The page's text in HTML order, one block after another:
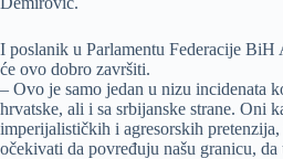
I poslanik u Parlamentu Federacije
će ovo dobro završiti.
– Ovo je samo jedan u nizu incidenata
hrvatske, ali i sa srbijanske strane. Oni
imperijalističkih i agresorskih
očekivati da povređuju našu granicu,